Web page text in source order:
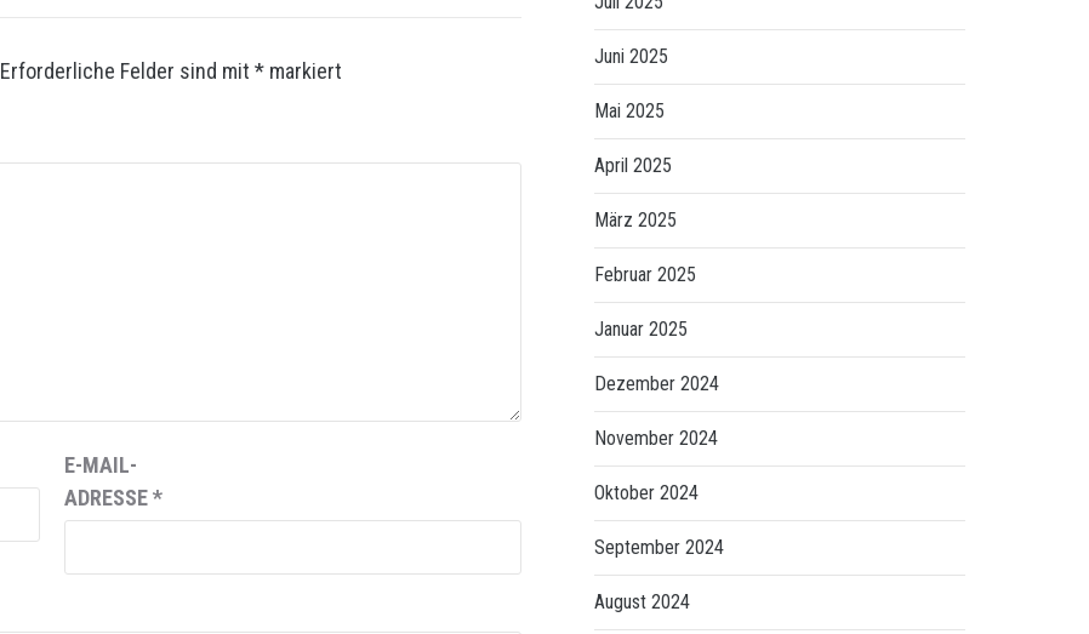
Erforderliche Felder sind mit * markiert
E-MAIL-
ADRESSE*
Juni 2025
Mai 2025
April 2025
März 2025
Februar 2025
Januar 2025
Dezember 2024
November 2024
Oktober 2024
September 2024
August 2024